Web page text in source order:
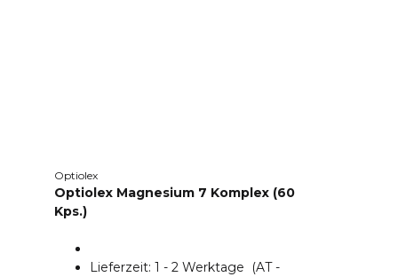
Optiolex
Optiolex Magnesium 7 Komplex (60
Kps.)
Lieferzeit: 1 - 2 Werktage
(AT -